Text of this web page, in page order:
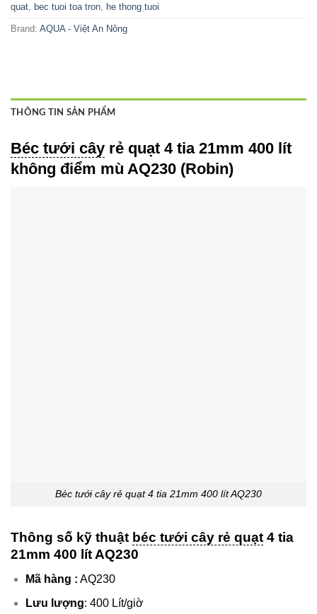
quat bec tuoi toa tron he thong tuoi
Brand: AQUA - Việt An Nông
THÔNG TIN SẢN PHẨM
Béc tưới cây rẻ quạt 4 tia 21mm 400 lít
không điểm mù AQ230 (Robin)
Béc tưới cây rẻ quạt 4 tia 21mm 400 lít AQ230
Thông số kỹ thuật béc tưới cây rẻ quạt 4 tia
21mm 400 lít AQ230
Mã hàng : AQ230
Lưu lượng: 400 Lít/giờ